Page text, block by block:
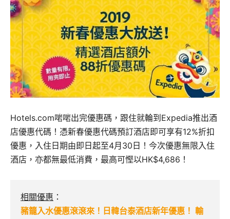
Hotels.com啱啱出完優惠碼，跟住就輪到Expedia推出酒
店優惠代碼！憑新春優惠代碼預訂酒店即可享有12%折扣
優惠，入住日期由即日起至4月30日！今次優惠無限入住
酒店，亦都無最低消費，最高可慳以HK$4,686！
相關優惠 ：
豬籠入水優惠滾滾來！日韓台泰酒店新年優惠！ 輸